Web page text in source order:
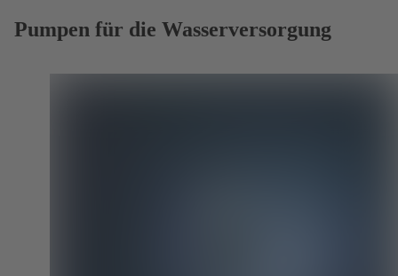
Pumpen für die Wasserversorgung